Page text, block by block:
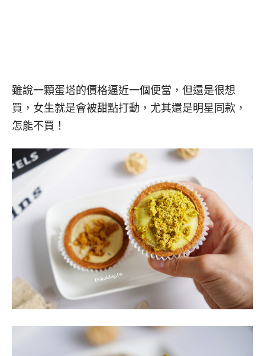
雖說一顆蛋塔的價格逼近一個便當，但還是很想
買，女生就是會被甜點打動，尤其還是明星同款，
怎能不買！